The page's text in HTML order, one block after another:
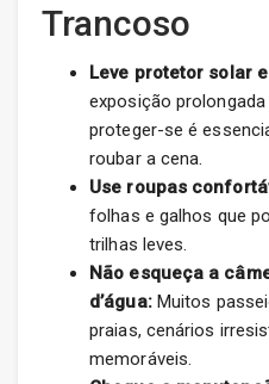
Trancoso
Leve protetor solar
exposição
proteger-se é
roubar a cena.
Use roupas
folhas e galhos que
trilhas leves.
Não esqueça a
d’água:Muitos
praias, cenários
memoráveis.